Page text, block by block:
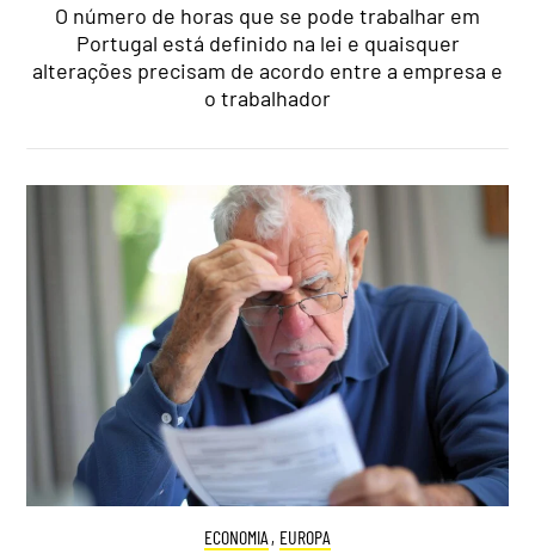
O número de horas que se pode trabalhar em
Portugal está definido na lei e quaisquer
alterações precisam de acordo entre a empresa e
o trabalhador
ECONOMIA , EUROPA